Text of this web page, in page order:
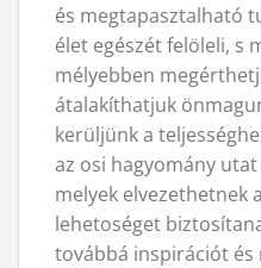
és megtapasztalható
élet egészét felöleli, s
mélyebben
átalakíthatjuk
kerüljünk a
az osi hagyomány
melyek elvezethetnek
lehetoséget
továbbá inspirációt